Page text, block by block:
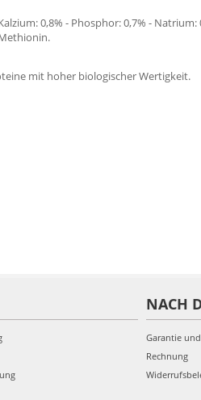
0,8% - Phosphor: 0,7% -
mit hoher biologischer Wertigkeit.
NACH
Garantie
Rechnung